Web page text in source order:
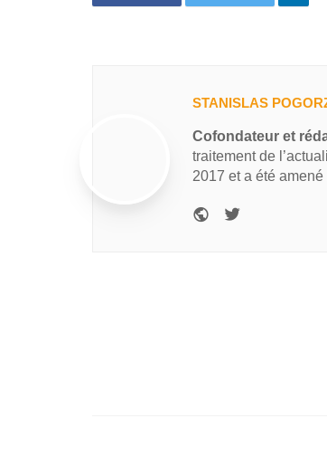
STANISLAS
Cofondateur et
traitement de
2017 et a été